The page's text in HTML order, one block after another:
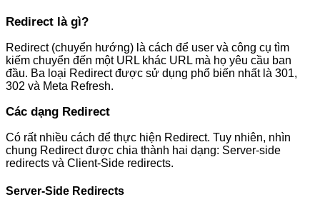
Redirect là gì?
Redirect (chuyển hướng) là cách để user và công cụ tìm
kiếm chuyển đến một URL khác URL mà họ yêu cầu ban
đầu. Ba loại Redirect được sử dụng phổ biến nhất là 301,
302 và Meta Refresh.
Các dạng Redirect
Có rất nhiều cách để thực hiện Redirect. Tuy nhiên, nhìn
chung Redirect được chia thành hai dạng: Server-side
redirects và Client-Side redirects.
Server-Side Redirects